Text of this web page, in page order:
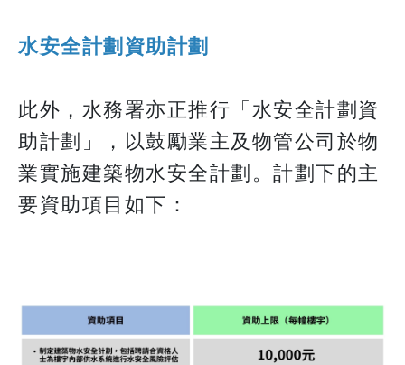
水安全計劃資助計劃
此外，水務署亦正推行「水安全計劃資
助計劃」，以鼓勵業主及物管公司於物
業實施建築物水安全計劃。計劃下的主
要資助項目如下：